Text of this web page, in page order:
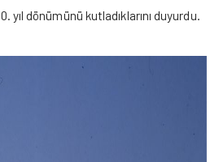
yıl dönümünü kutladıklarını duyurdu.